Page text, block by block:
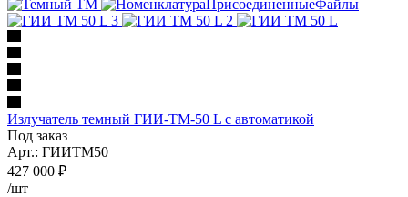
Излучатель темный ГИИ-ТМ-50 L с автоматикой
Под заказ
Арт.: ГИИТМ50
427 000 ₽
/шт